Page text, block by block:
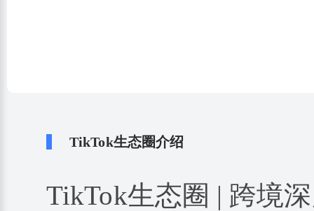
TikTok生态圈介绍
TikTok生态圈 | 跨境